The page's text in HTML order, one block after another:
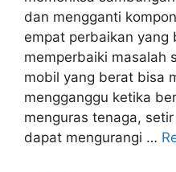
dan mengganti
empat perbaikan yang
memperbaiki masalah
mobil yang berat bisa
mengganggu ketika
menguras tenaga,
dapat mengurangi …